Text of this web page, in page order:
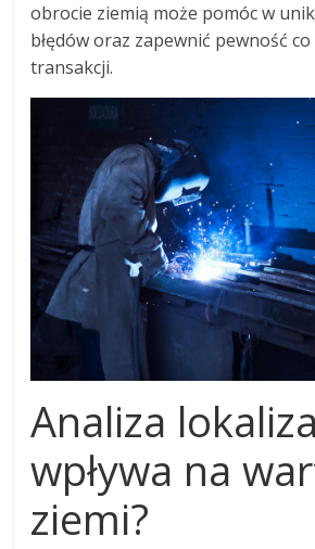
obrocie ziemią może pomóc w
błędów oraz zapewnić pewność
transakcji.
Analiza
wpływa na
ziemi?